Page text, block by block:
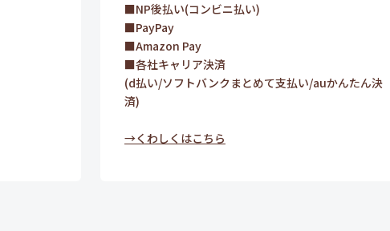
■NP後払い(コンビニ払い)
■PayPay
■Amazon Pay
■各社キャリア決済
(d払い/ソフトバンクまとめて支払い/auかんたん決
済)
→くわしくはこちら